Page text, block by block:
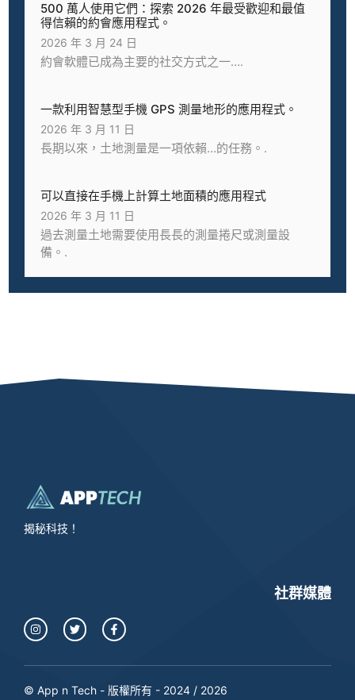
500 萬人使用它們：探索 2026 年最受歡迎和最值
得信賴的約會應用程式。
2026 年 3 月 24 日
約會軟體已成為主要的社交方式之一….
一款利用智慧型手機 GPS 測量地形的應用程式。
2026 年 3 月 11 日
長期以來，土地測量是一項依賴…的任務。.
可以直接在手機上計算土地面積的應用程式
2026 年 3 月 11 日
過去測量土地需要使用長長的測量捲尺或測量設
備。.
揭秘科技！
社群媒體
© App n Tech - 版權所有 - 2024 / 2026